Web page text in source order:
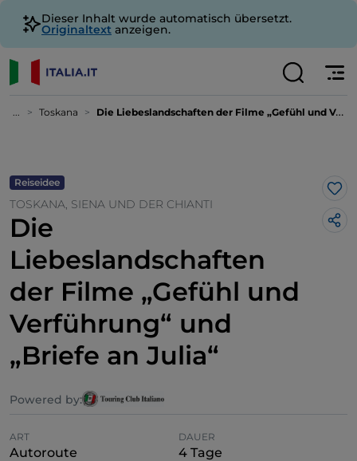
Dieser Inhalt wurde automatisch übersetzt.
Originaltext anzeigen.
... Toskana Die Liebeslandschaften der Filme „Gefühl und Verführung“ und „Briefe an Julia“
Reiseidee
TOSKANA, SIENA UND DER CHIANTI
Die
Liebeslandschaften
der Filme „Gefühl und
Verführung“ und
„Briefe an Julia“
Powered by:
ART
Autoroute
DAUER
4 Tage